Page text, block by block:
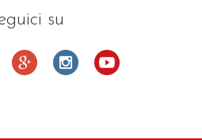
su